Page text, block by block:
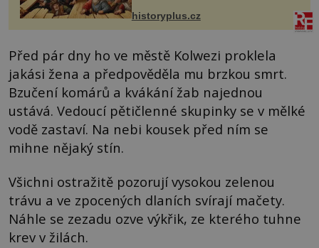
prostředníkem při řešení sporu m...
historyplus.cz
Před pár dny ho ve městě Kolwezi proklela
jakási žena a předpověděla mu brzkou smrt.
Bzučení komárů a kvákání žab najednou
ustává. Vedoucí pětičlenné skupinky se v mělké
vodě zastaví. Na nebi kousek před ním se
mihne nějaký stín.
Všichni ostražitě pozorují vysokou zelenou
trávu a ve zpocených dlaních svírají mačety.
Náhle se zezadu ozve výkřik, ze kterého tuhne
krev v žilách.